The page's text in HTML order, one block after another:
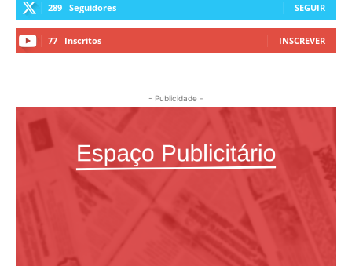
289 Seguidores SEGUIR
77 Inscritos INSCREVER
- Publicidade -